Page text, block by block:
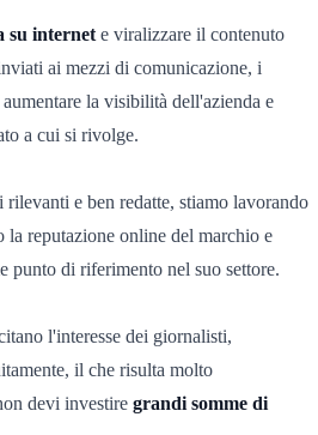
su internet e viralizzare il contenuto
ai mezzi di comunicazione, i
la visibilità dell'azienda e
a cui si rivolge.
e ben redatte, stiamo lavorando
la reputazione online del marchio e
punto di riferimento nel suo settore.
l'interesse dei giornalisti,
il che risulta molto
devi investire grandi somme di